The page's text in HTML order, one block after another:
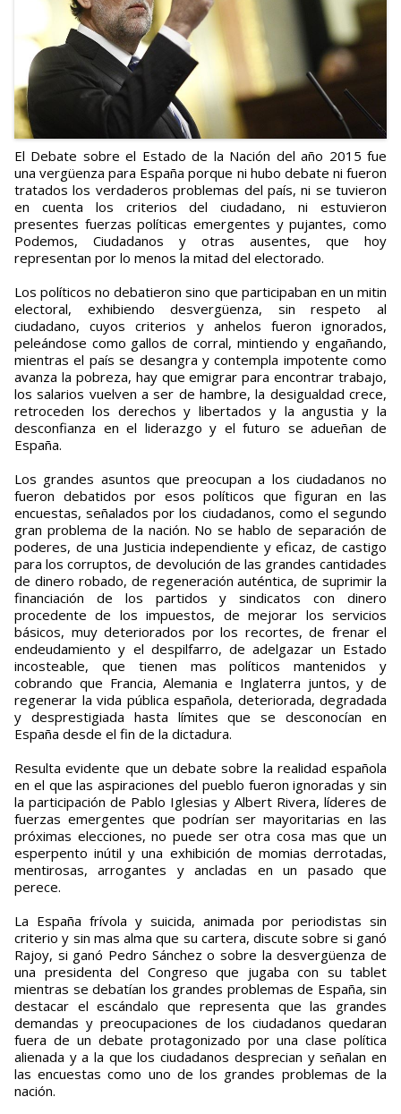
El Debate sobre el Estado de la Nación del año 2015 fue
una vergüenza para España porque ni hubo debate ni fueron
tratados los verdaderos problemas del país, ni se tuvieron
en cuenta los criterios del ciudadano, ni estuvieron
presentes fuerzas políticas emergentes y pujantes, como
Podemos, Ciudadanos y otras ausentes, que hoy
representan por lo menos la mitad del electorado.
Los políticos no debatieron sino que participaban en un mitin
electoral, exhibiendo desvergüenza, sin respeto al
ciudadano, cuyos criterios y anhelos fueron ignorados,
peleándose como gallos de corral, mintiendo y engañando,
mientras el país se desangra y contempla impotente como
avanza la pobreza, hay que emigrar para encontrar trabajo,
los salarios vuelven a ser de hambre, la desigualdad crece,
retroceden los derechos y libertados y la angustia y la
desconfianza en el liderazgo y el futuro se adueñan de
España.
Los grandes asuntos que preocupan a los ciudadanos no
fueron debatidos por esos políticos que figuran en las
encuestas, señalados por los ciudadanos, como el segundo
gran problema de la nación. No se hablo de separación de
poderes, de una Justicia independiente y eficaz, de castigo
para los corruptos, de devolución de las grandes cantidades
de dinero robado, de regeneración auténtica, de suprimir la
financiación de los partidos y sindicatos con dinero
procedente de los impuestos, de mejorar los servicios
básicos, muy deteriorados por los recortes, de frenar el
endeudamiento y el despilfarro, de adelgazar un Estado
incosteable, que tienen mas políticos mantenidos y
cobrando que Francia, Alemania e Inglaterra juntos, y de
regenerar la vida pública española, deteriorada, degradada
y desprestigiada hasta límites que se desconocían en
España desde el fin de la dictadura.
Resulta evidente que un debate sobre la realidad española
en el que las aspiraciones del pueblo fueron ignoradas y sin
la participación de Pablo Iglesias y Albert Rivera, líderes de
fuerzas emergentes que podrían ser mayoritarias en las
próximas elecciones, no puede ser otra cosa mas que un
esperpento inútil y una exhibición de momias derrotadas,
mentirosas, arrogantes y ancladas en un pasado que
perece.
La España frívola y suicida, animada por periodistas sin
criterio y sin mas alma que su cartera, discute sobre si ganó
Rajoy, si ganó Pedro Sánchez o sobre la desvergüenza de
una presidenta del Congreso que jugaba con su tablet
mientras se debatían los grandes problemas de España, sin
destacar el escándalo que representa que las grandes
demandas y preocupaciones de los ciudadanos quedaran
fuera de un debate protagonizado por una clase política
alienada y a la que los ciudadanos desprecian y señalan en
las encuestas como uno de los grandes problemas de la
nación.